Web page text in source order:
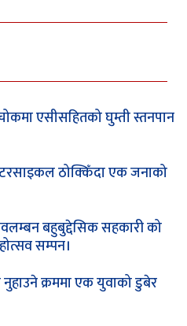
एसीसहितको घुम्ती स्तनपान
ठोक्किँदा एक जनाको
बहुबुद्देसिक सहकारी को
सम्पन।
क्रममा एक युवाको डुबेर